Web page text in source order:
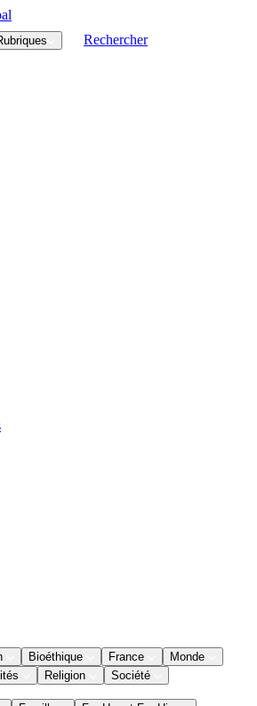
Rechercher
Bioéthique France
Monde
Religion Société